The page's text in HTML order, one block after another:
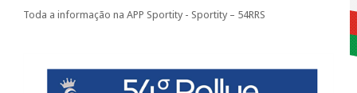
Toda a informação na APP Sportity - Sportity – 54RRS